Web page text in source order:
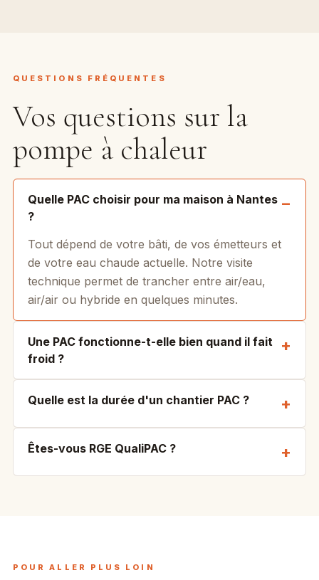
QUESTIONS FRÉQUENTES
Vos questions sur la
pompe à chaleur
Quelle PAC choisir pour ma maison à Nantes
?
Tout dépend de votre bâti, de vos émetteurs et
de votre eau chaude actuelle. Notre visite
technique permet de trancher entre air/eau,
air/air ou hybride en quelques minutes.
Une PAC fonctionne-t-elle bien quand il fait
froid ?
Quelle est la durée d'un chantier PAC ?
Êtes-vous RGE QualiPAC ?
POUR ALLER PLUS LOIN